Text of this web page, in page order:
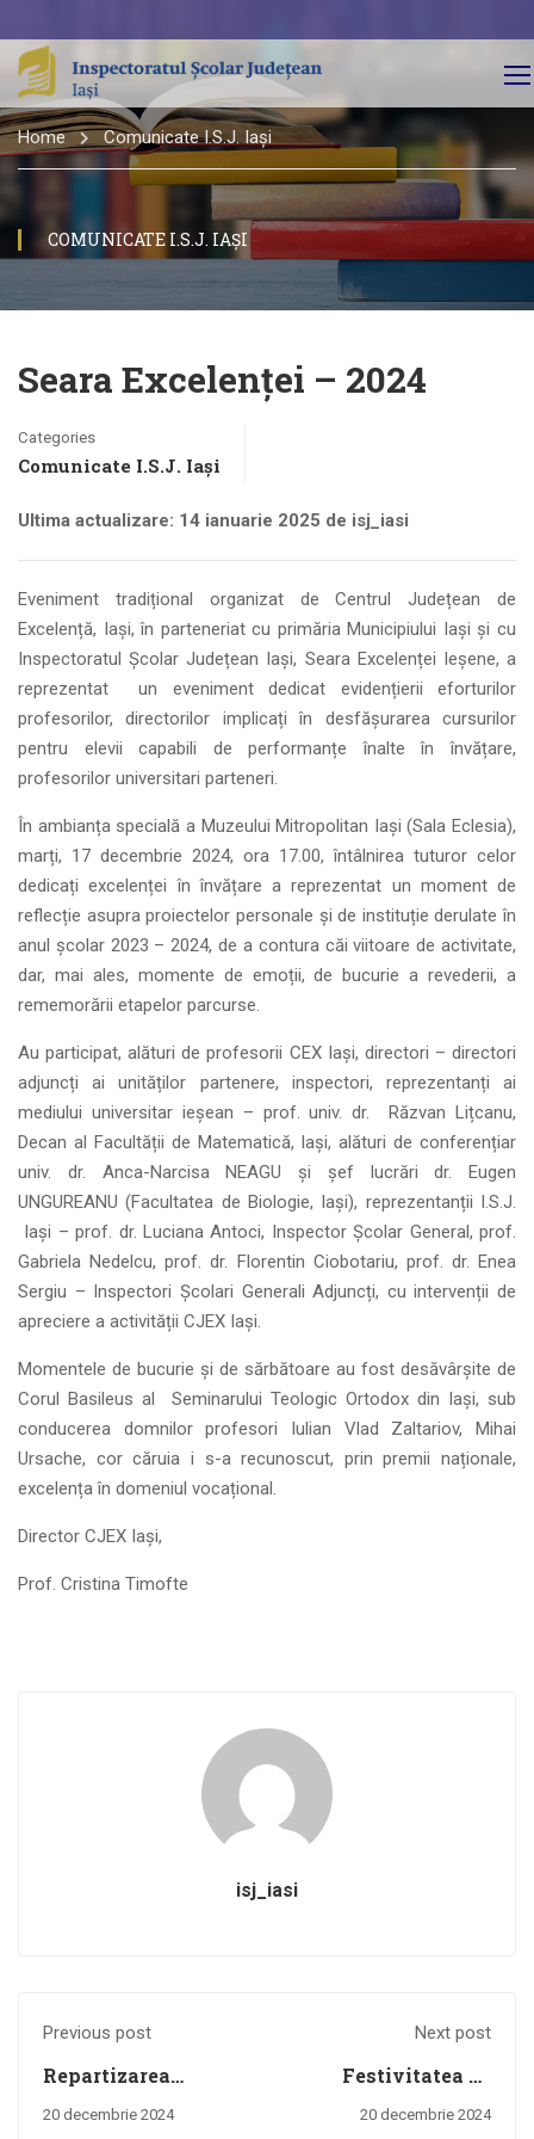
Home Comunicate I.S.J. Iași
COMUNICATE I.S.J. IAȘI
Seara Excelenței – 2024
Categories
Comunicate I.S.J. Iași
Ultima actualizare: 14 ianuarie 2025 de isj_iasi
Eveniment tradițional organizat de Centrul Județean de
Excelență, Iași, în parteneriat cu primăria Municipiului Iași și cu
Inspectoratul Școlar Județean Iași, Seara Excelenței Ieșene, a
reprezentat un eveniment dedicat evidențierii eforturilor
profesorilor, directorilor implicați în desfășurarea cursurilor
pentru elevii capabili de performanțe înalte în învățare,
profesorilor universitari parteneri.
În ambianța specială a Muzeului Mitropolitan Iași (Sala Eclesia),
marți, 17 decembrie 2024, ora 17.00, întâlnirea tuturor celor
dedicați excelenței în învățare a reprezentat un moment de
reflecție asupra proiectelor personale și de instituție derulate în
anul școlar 2023 – 2024, de a contura căi viitoare de activitate,
dar, mai ales, momente de emoții, de bucurie a revederii, a
rememorării etapelor parcurse.
Au participat, alături de profesorii CEX Iași, directori – directori
adjuncți ai unităților partenere, inspectori, reprezentanți ai
mediului universitar ieșean – prof. univ. dr. Răzvan Lițcanu,
Decan al Facultății de Matematică, Iași, alături de conferențiar
univ. dr. Anca-Narcisa NEAGU și șef lucrări dr. Eugen
UNGUREANU (Facultatea de Biologie, Iași), reprezentanții I.S.J.
Iași – prof. dr. Luciana Antoci, Inspector Școlar General, prof.
Gabriela Nedelcu, prof. dr. Florentin Ciobotariu, prof. dr. Enea
Sergiu – Inspectori Școlari Generali Adjuncți, cu intervenții de
apreciere a activității CJEX Iași.
Momentele de bucurie și de sărbătoare au fost desăvârșite de
Corul Basileus al Seminarului Teologic Ortodox din Iași, sub
conducerea domnilor profesori Iulian Vlad Zaltariov, Mihai
Ursache, cor căruia i s-a recunoscut, prin premii naționale,
excelența în domeniul vocațional.
Director CJEX Iași,
Prof. Cristina Timofte
isj_iasi
Previous post
Repartizarea
profesorilor
20 decembrie 2024
Next post
Festivitatea de
premiere a elevilor
20 decembrie 2024